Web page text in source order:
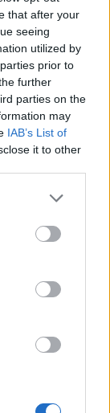
that after your
seeing
utilized by
prior to
further
parties on the
may
IAB’s List of
it to other
more Google
may click to
tags to
below Google
black
jövő évi,